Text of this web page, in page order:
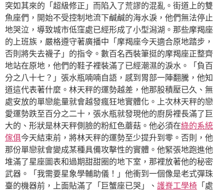
突如其來的「超級修正」而陷入了荒謬的混亂。街道上的雙
魚座們，開始不受控制地流下鹹鹹的海水淚，他們無法停止
地哭泣，導致城市低窪處已經形成了小型潟湖。那些摩羯座
的上班族，嚴格遵守著廣播中「摩羯座今天適合原地踏步，
否則將失去襪子」的指令。數百名西裝筆挺的摩羯座正整齊
地站在原地，他們的鞋子裡裝滿了已經潮濕的淚水。「負百
分之八十七？」張水瓶喃喃自語，感到胃部一陣翻騰，他知
道這代表著什麼。林天秤的運勢越差，他那股積壓已久、無
處安放的單戀能量就會越發瘋狂地實體化。上次林天秤的戀
愛運勢跌至百分之二十，張水瓶就發現他的廚房裡長滿了巨
大的、形狀是林天秤側臉的粉紅色蘑菇。他必須在綠的系統
傢俱今天結束前，將林天秤的運勢至少提升到零。否則，他
那份單戀就會變成某種具備攻擊性的實體。他緊張地跑進他
堆滿了星座圖表和過期甜甜圈的地下室，那裡放著他的秘密
武器。「我需要星象學輔助儀！」他衝到一個像是老式彈珠
臺的機器前，上面貼滿了「巨蟹座已哭」、 護脊工學椅 「處